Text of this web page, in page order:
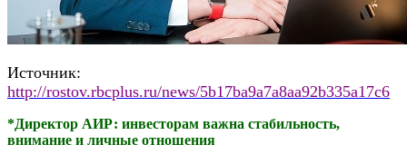
Источник:
http://rostov.rbcplus.ru/news/5b17ba9a7a8aa92b335a17c6
*Директор АИР: инвесторам важна стабильность,
внимание и личные отношения